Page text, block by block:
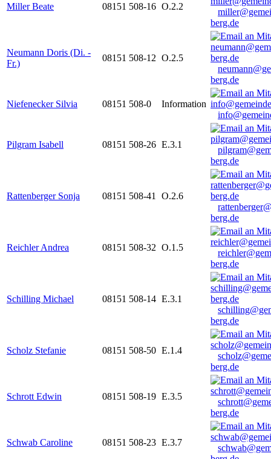
Miller Beate 08151 508-16 O.2.2
berg.de
Neumann Doris (Di. -
Fr.)
08151 508-12 O.2.5
berg.de
Niefenecker Silvia 08151 508-0
Information
Pilgram Isabell 08151 508-26 E.3.1
berg.de
Rattenberger Sonja 08151 508-41
O.2.6
berg.de
Reichler Andrea 08151 508-32 O.1.5
berg.de
Schilling Michael 08151 508-14 E.3.1
berg.de
Scholz Stefanie 08151 508-50 E.1.4
berg.de
Schrott Edwin 08151 508-19 E.3.5
berg.de
Schwab Caroline 08151 508-23 E.3.7